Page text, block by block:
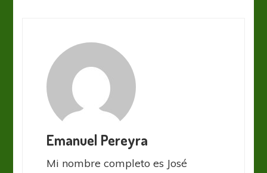
Emanuel Pereyra
Mi nombre completo es José